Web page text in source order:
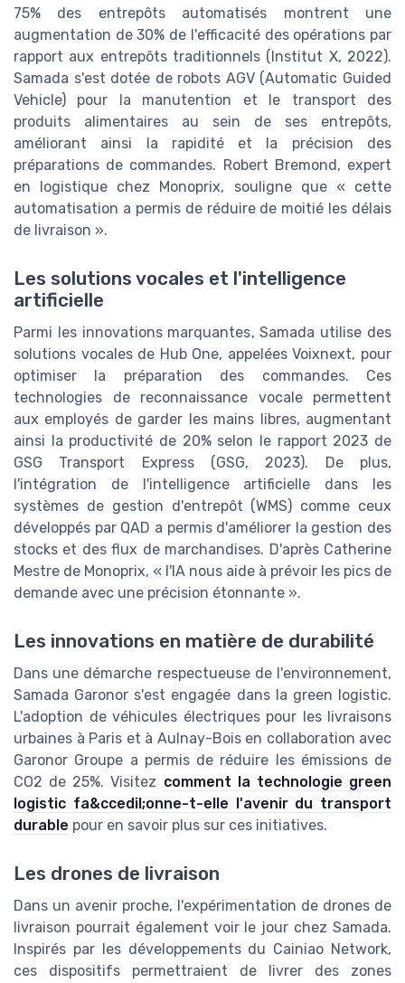
75% des entrepôts automatisés montrent une
augmentation de 30% de l'efficacité des opérations par
rapport aux entrepôts traditionnels (Institut X, 2022).
Samada s'est dotée de robots AGV (Automatic Guided
Vehicle) pour la manutention et le transport des
produits alimentaires au sein de ses entrepôts,
améliorant ainsi la rapidité et la précision des
préparations de commandes. Robert Bremond, expert
en logistique chez Monoprix, souligne que « cette
automatisation a permis de réduire de moitié les délais
de livraison ».
Les solutions vocales et l'intelligence
artificielle
Parmi les innovations marquantes, Samada utilise des
solutions vocales de Hub One, appelées Voixnext, pour
optimiser la préparation des commandes. Ces
technologies de reconnaissance vocale permettent
aux employés de garder les mains libres, augmentant
ainsi la productivité de 20% selon le rapport 2023 de
GSG Transport Express (GSG, 2023). De plus,
l'intégration de l'intelligence artificielle dans les
systèmes de gestion d'entrepôt (WMS) comme ceux
développés par QAD a permis d'améliorer la gestion des
stocks et des flux de marchandises. D'après Catherine
Mestre de Monoprix, « l'IA nous aide à prévoir les pics de
demande avec une précision étonnante ».
Les innovations en matière de durabilité
Dans une démarche respectueuse de l'environnement,
Samada Garonor s'est engagée dans la green logistic.
L'adoption de véhicules électriques pour les livraisons
urbaines à Paris et à Aulnay-Bois en collaboration avec
Garonor Groupe a permis de réduire les émissions de
CO2 de 25%. Visitez comment la technologie green
logistic fa&ccedil;onne-t-elle l'avenir du transport
durable pour en savoir plus sur ces initiatives.
Les drones de livraison
Dans un avenir proche, l'expérimentation de drones de
livraison pourrait également voir le jour chez Samada.
Inspirés par les développements du Cainiao Network,
ces dispositifs permettraient de livrer des zones